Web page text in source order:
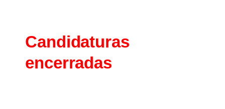
Candidaturas
encerradas